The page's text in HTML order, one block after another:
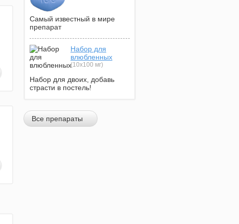
Самый известный в мире
препарат
Набор для
влюбленных
(10х100 мг)
Набор для двоих, добавь
страсти в постель!
Все препараты